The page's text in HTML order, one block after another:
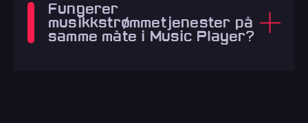
Fungerer
musikkstrømmetjenester på
samme måte i Music Player?